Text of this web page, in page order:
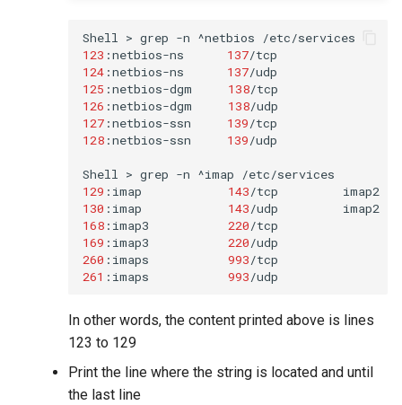
Shell > grep -n ^netbios
123 :netbios-ns 137/tcp
124 :netbios-ns 137
125 :netbios-dgm 138/tcp
126 :netbios-dgm 138
127 :netbios-ssn 139/tcp
128 :netbios-ssn 139/udp
Shell > grep -n ^imap
129 :imap 143/tcp
imap2
130 :imap 143/udp
168 :imap3 220/tcp
169 :imap3 220/udp
260 :imaps 993/tcp
261 :imaps 993/udp
In other words, the content printed above is lines
123 to 129
Print the line where the string is located and until
the last line